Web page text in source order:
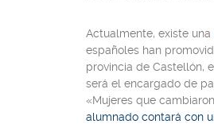
Actualmente, existe una
españoles han
provincia de Castellón,
será el encargado de
«Mujeres que
alumnado contará con